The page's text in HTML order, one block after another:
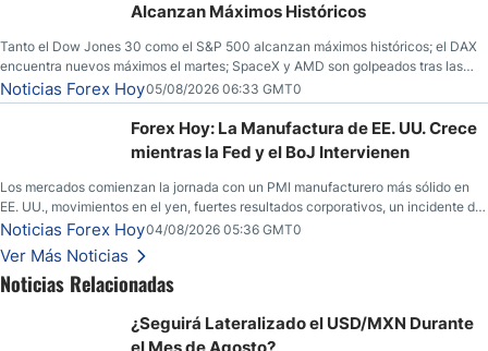
Alcanzan Máximos Históricos
Tanto el Dow Jones 30 como el S&P 500 alcanzan máximos históricos; el DAX
encuentra nuevos máximos el martes; SpaceX y AMD son golpeados tras las
llamadas de ganancias; el petróleo crudo cae por debajo de los $80 con nuevas
esperanzas; el dólar estadounidense continúa intentando estabilizarse frente al
yen; el peso mexicano ve un repunte a medida que las tasas caen en EE. UU.
Noticias Forex Hoy05/08/2026 06:33 GMT0
Forex Hoy: La Manufactura de EE. UU. Crece
mientras la Fed y el BoJ Intervienen
Los mercados comienzan la jornada con un PMI manufacturero más sólido en
EE. UU., movimientos en el yen, fuertes resultados corporativos, un incidente de
seguridad en Bitcoin y nuevas señales desde el mercado del petróleo.
Noticias Forex Hoy04/08/2026 05:36 GMT0
Ver Más Noticias
Noticias Relacionadas
¿Seguirá Lateralizado el USD/MXN Durante